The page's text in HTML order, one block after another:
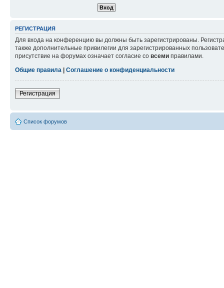
РЕГИСТРАЦИЯ
Для входа на конференцию вы должны быть зарегистрированы.
также дополнительные привилегии для зарегистрированных
присутствие на форумах означает согласие со всеми правилами.
Общие правила
Соглашение о конфиденциальности
Регистрация
Список форумов